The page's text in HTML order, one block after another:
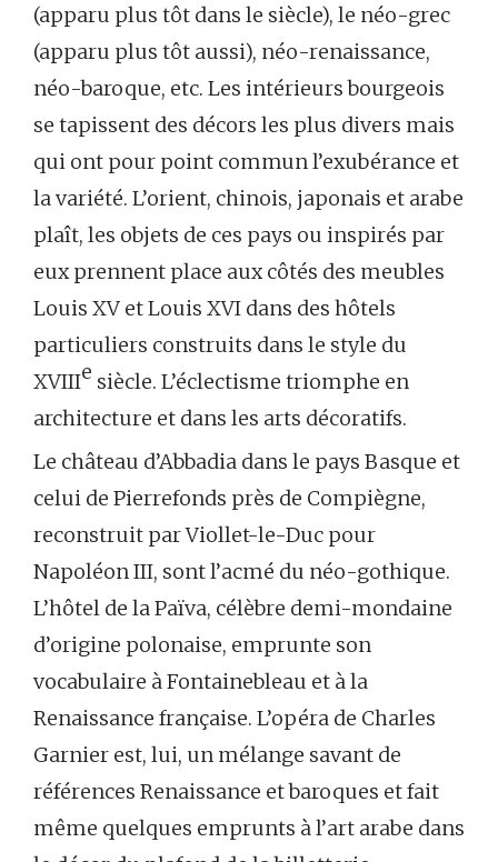
(apparu plus tôt dans le siècle), le néo-grec
(apparu plus tôt aussi), néo-renaissance,
néo-baroque, etc. Les intérieurs bourgeois
se tapissent des décors les plus divers mais
qui ont pour point commun l’exubérance et
la variété. L’orient, chinois, japonais et arabe
plaît, les objets de ces pays ou inspirés par
eux prennent place aux côtés des meubles
Louis XV et Louis XVI dans des hôtels
particuliers construits dans le style du
XVIIIe siècle. L’éclectisme triomphe en
architecture et dans les arts décoratifs.
Le château d’Abbadia dans le pays Basque et
celui de Pierrefonds près de Compiègne,
reconstruit par Viollet-le-Duc pour
Napoléon III, sont l’acmé du néo-gothique.
L’hôtel de la Païva, célèbre demi-mondaine
d’origine polonaise, emprunte son
vocabulaire à Fontainebleau et à la
Renaissance française. L’opéra de Charles
Garnier est, lui, un mélange savant de
références Renaissance et baroques et fait
même quelques emprunts à l’art arabe dans